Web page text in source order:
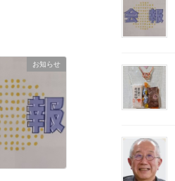
お知らせ